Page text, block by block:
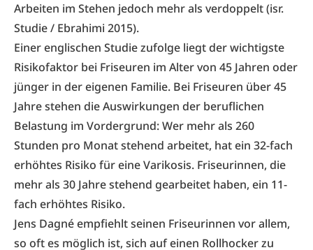
Arbeiten im Stehen jedoch mehr als verdoppelt (isr.
Studie / Ebrahimi 2015).
Einer englischen Studie zufolge liegt der wichtigste
Risikofaktor bei Friseuren im Alter von 45 Jahren oder
jünger in der eigenen Familie. Bei Friseuren über 45
Jahre stehen die Auswirkungen der beruflichen
Belastung im Vordergrund: Wer mehr als 260
Stunden pro Monat stehend arbeitet, hat ein 32-fach
erhöhtes Risiko für eine Varikosis. Friseurinnen, die
mehr als 30 Jahre stehend gearbeitet haben, ein 11-
fach erhöhtes Risiko.
Jens Dagné empfiehlt seinen Friseurinnen vor allem,
so oft es möglich ist, sich auf einen Rollhocker zu